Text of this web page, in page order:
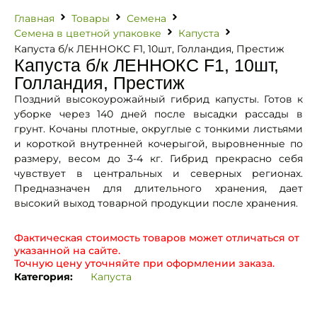
Главная Товары
Семена
Семена в цветной упаковке
Капуста
Капуста б/к ЛЕННОКС F1, 10шт, Голландия, Престиж
Капуста б/к ЛЕННОКС F1, 10шт,
Голландия, Престиж
Поздний высокоурожайный гибрид капусты. Готов к
уборке через 140 дней после высадки рассады в
грунт. Кочаны плотные, округлые с тонкими листьями
и короткой внутренней кочерыгой, выровненные по
размеру, весом до 3-4 кг. Гибрид прекрасно себя
чувствует в центральных и северных регионах.
Предназначен для длительного хранения, дает
высокий выход товарной продукции после хранения.
Фактическая стоимость товаров может отличаться от
указанной на сайте.
Точную цену уточняйте при оформлении заказа.
Категория:
Капуста